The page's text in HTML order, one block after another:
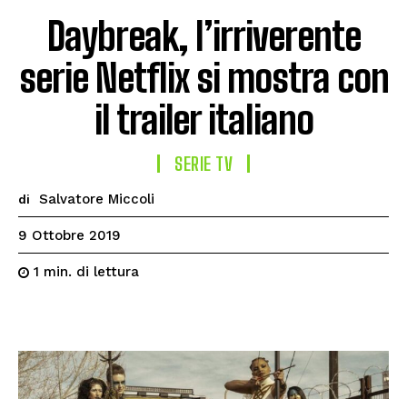
Daybreak, l’irriverente
serie Netflix si mostra con
il trailer italiano
SERIE TV
di Salvatore Miccoli
9 Ottobre 2019
1 min. di lettura